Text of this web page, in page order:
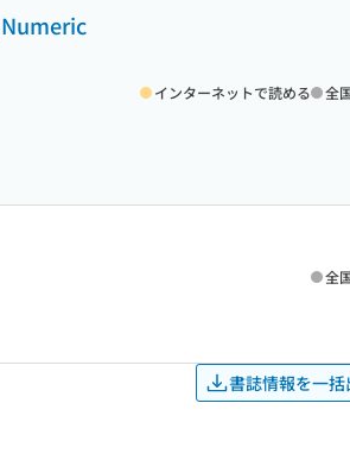
インターネットで読める 全
全
書誌情報を一括